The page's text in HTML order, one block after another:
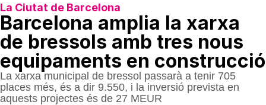
La Ciutat de Barcelona
Barcelona amplia la xarxa
de bressols amb tres nous
equipaments en construcció
La xarxa municipal de bressol passarà a tenir 705
places més, és a dir 9.550, i la inversió prevista en
aquests projectes és de 27 MEUR